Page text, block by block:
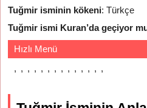
Tuğmir isminin kökeni: Türkçe
Tuğmir ismi Kuran’da geçiyor
Hızlı Menü